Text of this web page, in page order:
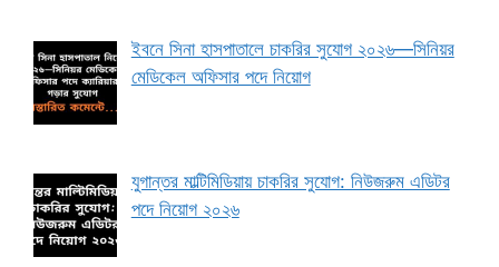
ইবনে সিনা হাসপাতালে চাকরির সুযোগ ২০২৬—সিনিয়র
মেডিকেল অফিসার পদে নিয়োগ
যুগান্তর মাল্টিমিডিয়ায় চাকরির সুযোগ: নিউজরুম এডিটর
পদে নিয়োগ ২০২৬